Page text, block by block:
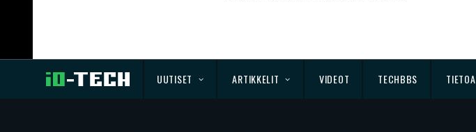
UUTISET ARTIKKELIT VIDEOT TECHBBS TIETOA